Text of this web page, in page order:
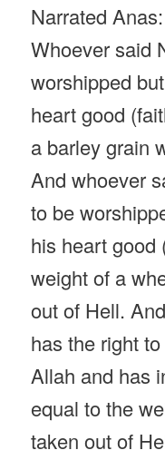
Narrated
Whoever said
worshipped
heart good
a barley grain
And whoever
to be
his heart good
weight of a
out of Hell.
has the right
Allah and has
equal to the
taken out of